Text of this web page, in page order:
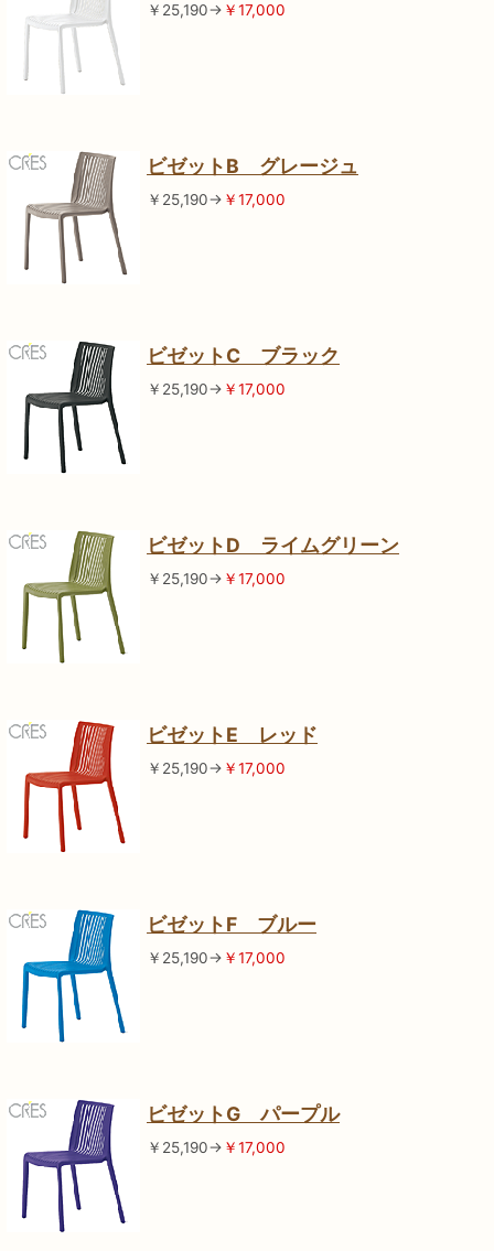
￥25,190→ ￥17,000
ビゼットB グレージュ
￥25,190→ ￥17,000
ビゼットC ブラック
￥25,190→ ￥17,000
ビゼットD ライムグリーン
￥25,190→ ￥17,000
ビゼットE レッド
￥25,190→ ￥17,000
ビゼットF ブルー
￥25,190→ ￥17,000
ビゼットG パープル
￥25,190→ ￥17,000